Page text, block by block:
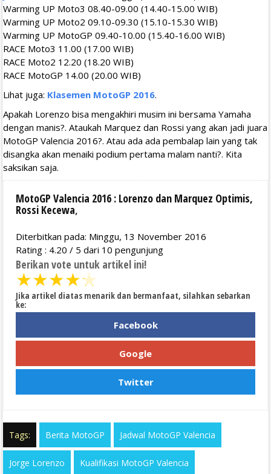
Warming UP Moto3 08.40-09.00 (14.40-15.00 WIB)
Warming UP Moto2 09.10-09.30 (15.10-15.30 WIB)
Warming UP MotoGP 09.40-10.00 (15.40-16.00 WIB)
RACE Moto3 11.00 (17.00 WIB)
RACE Moto2 12.20 (18.20 WIB)
RACE MotoGP 14.00 (20.00 WIB)
Lihat juga: Klasemen MotoGP 2016.
Apakah Lorenzo bisa mengakhiri musim ini bersama Yamaha
dengan manis?. Ataukah Marquez dan Rossi yang akan jadi juara
MotoGP Valencia 2016?. Atau ada ada pembalap lain yang tak
disangka akan menaiki podium pertama malam nanti?. Kita
saksikan saja.
MotoGP Valencia 2016 : Lorenzo dan Marquez Optimis,
Rossi Kecewa,
Diterbitkan pada: Minggu, 13 November 2016
Rating : 4.20 / 5 dari 10 pengunjung
Berikan vote untuk artikel ini!
★★★★★
Jika artikel diatas menarik dan bermanfaat, silahkan sebarkan
ke:
Facebook
Google
Twitter
Tags: Berita MotoGP Jadwal MotoGP Valencia
Jorge Lorenzo Kualifikasi MotoGP Valencia